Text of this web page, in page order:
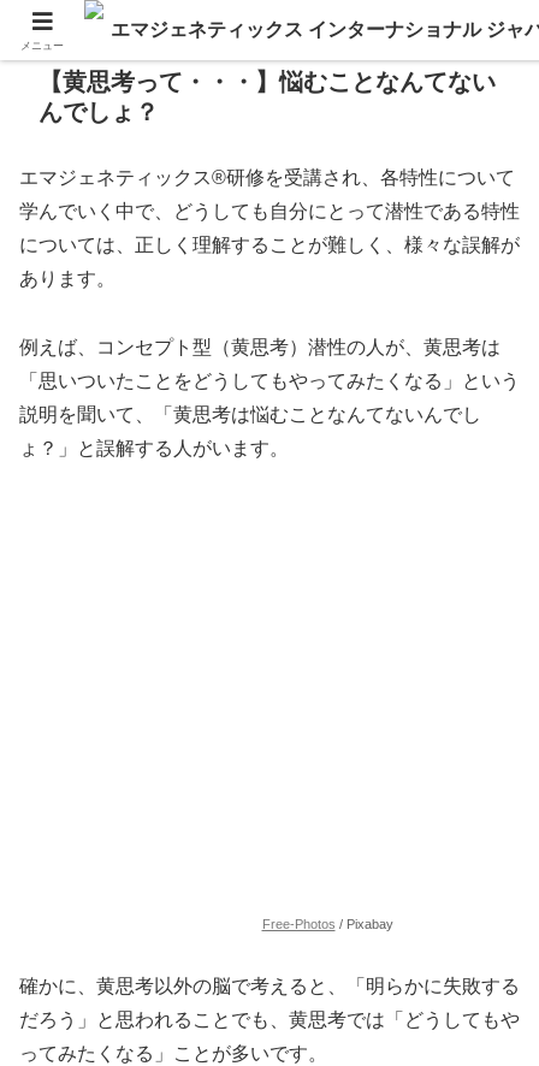
【黄思考って・・・】悩むことなんてない
んでしょ？
エマジェネティックス®研修を受講され、各特性について
学んでいく中で、どうしても自分にとって潜性である特性
については、正しく理解することが難しく、様々な誤解が
あります。
例えば、コンセプト型（黄思考）潜性の人が、黄思考は
「思いついたことをどうしてもやってみたくなる」という
説明を聞いて、「黄思考は悩むことなんてないんでし
ょ？」と誤解する人がいます。
Free-Photos / Pixabay
確かに、黄思考以外の脳で考えると、「明らかに失敗する
だろう」と思われることでも、黄思考では「どうしてもや
ってみたくなる」ことが多いです。
メニュー